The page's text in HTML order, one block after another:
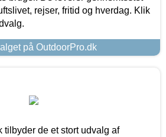
rejser, fritid og hverdag. Klik
på OutdoorPro.dk
tilbyder de et stort udvalg af